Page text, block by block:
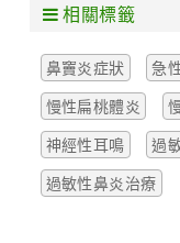
相關標籤
鼻竇炎症狀
急
慢性扁桃體炎
神經性耳鳴
過
過敏性鼻炎治療